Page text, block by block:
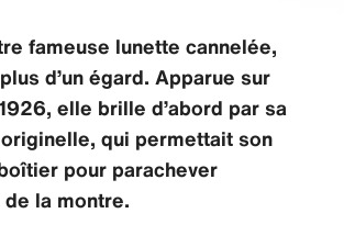
fameuse lunette cannelée,
d’un égard. Apparue sur
elle brille d’abord par sa
qui permettait son
pour parachever
de la montre.